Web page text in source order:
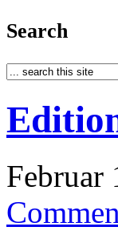
Search
Februar